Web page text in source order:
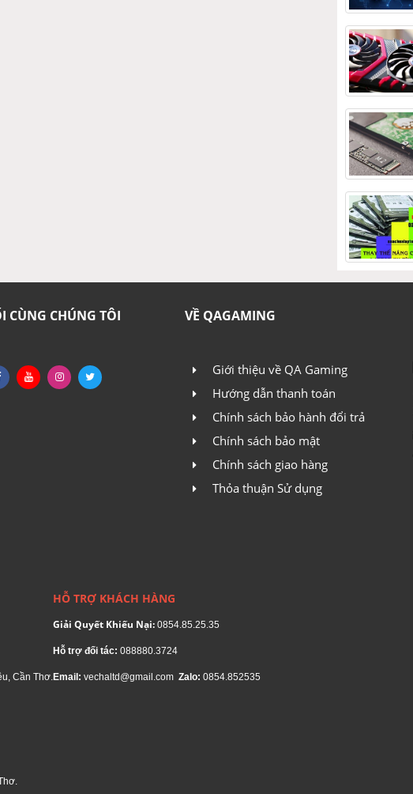
Voltage
1.25V
ECC
ECC
VỀ QAGAMING
Giới thiệu về QA Gaming
Hướng dẫn thanh toán
Chính sách bảo hành đổi trả
Chính sách bảo mật
Chính sách giao hàng
Thỏa thuận Sử dụng
CÙNG CHÚNG TÔI
Cần Thơ.
HỖ TRỢ KHÁCH HÀNG
Giải Quyết Khiếu Nại: 0854.85.25.35
Hỗ trợ đối tác: 088880.3724
Email: vechaltd@gmail.com Zalo: 0854.852535